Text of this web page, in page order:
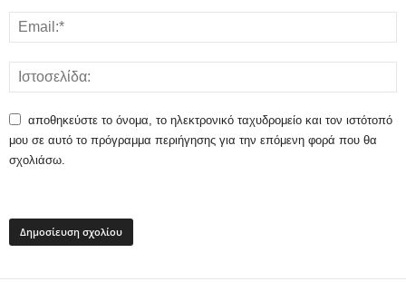
αποθηκεύστε το όνομα, το ηλεκτρονικό ταχυδρομείο και τον ιστότοπό
μου σε αυτό το πρόγραμμα περιήγησης για την επόμενη φορά που θα
σχολιάσω.